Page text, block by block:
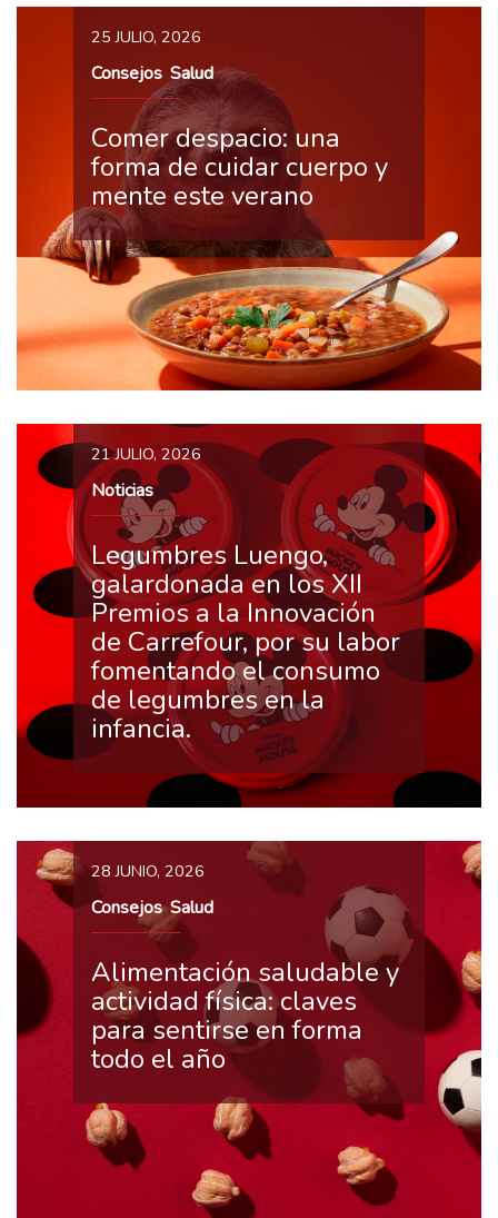
25 JULIO, 2026
Consejos, Salud
Comer despacio: una
forma de cuidar cuerpo y
mente este verano
21 JULIO, 2026
Noticias
Legumbres Luengo,
galardonada en los XII
Premios a la Innovación
de Carrefour, por su labor
fomentando el consumo
de legumbres en la
infancia.
28 JUNIO, 2026
Consejos,Salud
Alimentación saludable y
actividad física: claves
para sentirse en forma
todo el año